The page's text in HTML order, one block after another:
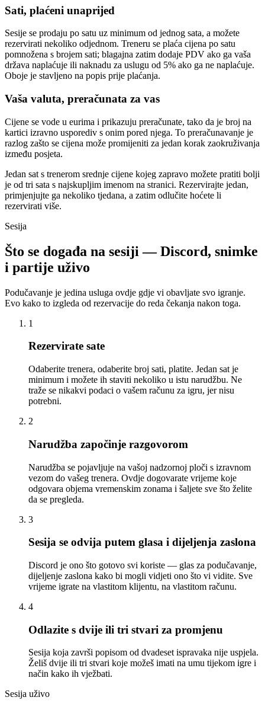
Sati, plaćeni unaprijed
Sesije se prodaju po satu uz minimum od jednog sata, a možete
rezervirati nekoliko odjednom. Treneru se plaća cijena po satu
pomnožena s brojem sati; blagajna zatim dodaje PDV ako ga vaša
država naplaćuje ili naknadu za uslugu od 5% ako ga ne naplaćuje.
Oboje je stavljeno na popis prije plaćanja.
Vaša valuta, preračunata za vas
Cijene se vode u eurima i prikazuju preračunate, tako da je broj na
kartici izravno usporediv s onim pored njega. To preračunavanje je
razlog zašto se cijena može promijeniti za jedan korak zaokruživanja
između posjeta.
Jedan sat s trenerom srednje cijene kojeg zapravo možete pratiti bolji
je od tri sata s najskupljim imenom na stranici. Rezervirajte jedan,
primjenjujte ga nekoliko tjedana, a zatim odlučite hoćete li
rezervirati više.
Sesija
Što se događa na sesiji — Discord, snimke
i partije uživo
Podučavanje je jedina usluga ovdje gdje vi obavljate svo igranje.
Evo kako to izgleda od rezervacije do reda čekanja nakon toga.
1
Rezervirate sate
Odaberite trenera, odaberite broj sati, platite. Jedan sat je
minimum i možete ih staviti nekoliko u istu narudžbu. Ne
traže se nikakvi podaci o vašem računu za igru, jer nisu
potrebni.
2
Narudžba započinje razgovorom
Narudžba se pojavljuje na vašoj nadzornoj ploči s izravnom
vezom do vašeg trenera. Ovdje dogovarate vrijeme koje
odgovara objema vremenskim zonama i šaljete sve što želite
da se pregleda.
3
Sesija se odvija putem glasa i dijeljenja zaslona
Discord je ono što gotovo svi koriste — glas za podučavanje,
dijeljenje zaslona kako bi mogli vidjeti ono što vi vidite. Sve
vrijeme igrate na vlastitom klijentu, na vlastitom računu.
4
Odlazite s dvije ili tri stvari za promjenu
Sesija koja završi popisom od dvadeset ispravaka nije uspjela.
Želiš dvije ili tri stvari koje možeš imati na umu tijekom igre i
način kako ih vježbati.
Sesija uživo